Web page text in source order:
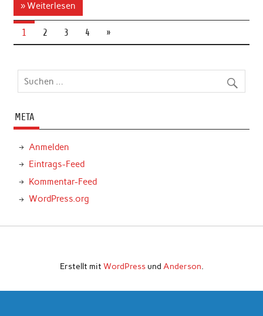
» Weiterlesen
1 2 3 4 »
META
Anmelden
Eintrags-Feed
Kommentar-Feed
WordPress.org
Erstellt mit WordPressund Anderson.